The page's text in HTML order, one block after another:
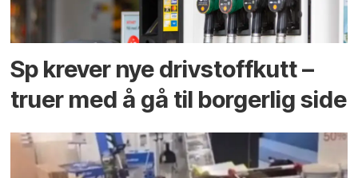
Sp krever nye drivstoffkutt –
truer med å gå til borgerlig side